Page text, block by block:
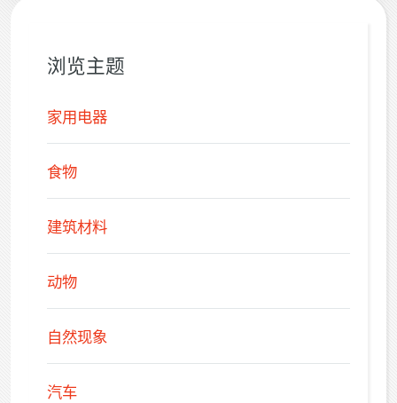
浏览主题
家用电器
食物
建筑材料
动物
自然现象
汽车